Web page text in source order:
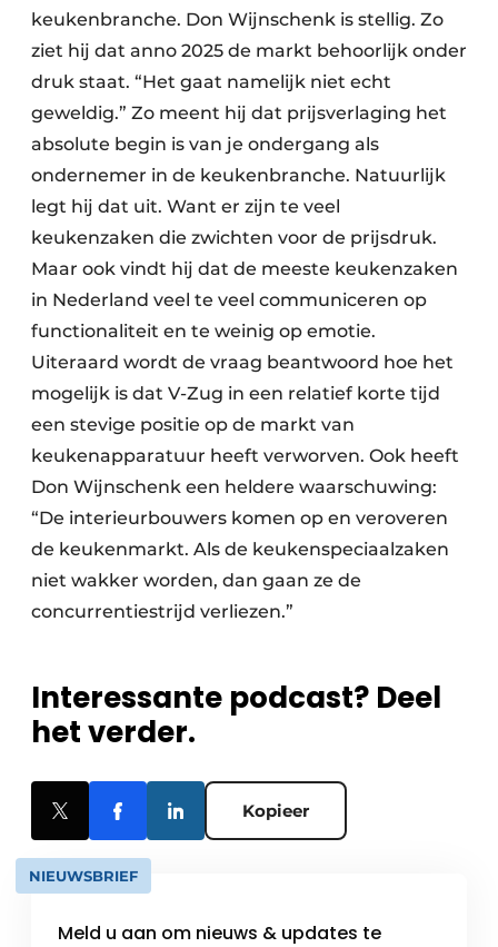
keukenbranche. Don Wijnschenk is stellig. Zo
ziet hij dat anno 2025 de markt behoorlijk onder
druk staat. “Het gaat namelijk niet echt
geweldig.” Zo meent hij dat prijsverlaging het
absolute begin is van je ondergang als
ondernemer in de keukenbranche. Natuurlijk
legt hij dat uit. Want er zijn te veel
keukenzaken die zwichten voor de prijsdruk.
Maar ook vindt hij dat de meeste keukenzaken
in Nederland veel te veel communiceren op
functionaliteit en te weinig op emotie.
Uiteraard wordt de vraag beantwoord hoe het
mogelijk is dat V-Zug in een relatief korte tijd
een stevige positie op de markt van
keukenapparatuur heeft verworven. Ook heeft
Don Wijnschenk een heldere waarschuwing:
“De interieurbouwers komen op en veroveren
de keukenmarkt. Als de keukenspeciaalzaken
niet wakker worden, dan gaan ze de
concurrentiestrijd verliezen.”
Interessante podcast? Deel
het verder.
Kopieer
NIEUWSBRIEF
Meld u aan om nieuws & updates te